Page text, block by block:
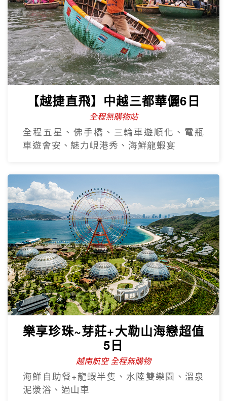
【越捷直飛】中越三都華儷6日
全程無購物站
全程五星、佛手橋、三輪車遊順化、電瓶
車遊會安、魅力峴港秀、海鮮龍蝦宴
樂享珍珠~芽莊+大勒山海戀超值
5日
越南航空 全程無購物
海鮮自助餐+龍蝦半隻、水陸雙樂園、溫泉
泥漿浴、過山車